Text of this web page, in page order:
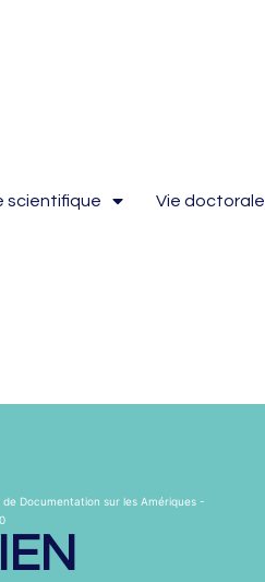
scientifique Vie doctorale
Documentation sur les Amériques -